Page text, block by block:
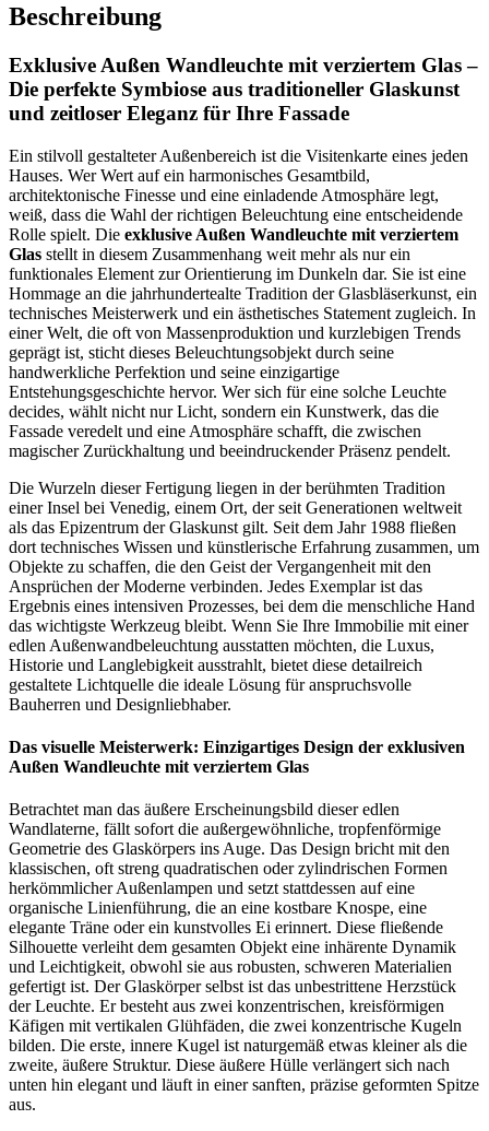
Beschreibung
Exklusive Außen Wandleuchte mit verziertem Glas –
Die perfekte Symbiose aus traditioneller Glaskunst
und zeitloser Eleganz für Ihre Fassade
Ein stilvoll gestalteter Außenbereich ist die Visitenkarte eines jeden
Hauses. Wer Wert auf ein harmonisches Gesamtbild,
architektonische Finesse und eine einladende Atmosphäre legt,
weiß, dass die Wahl der richtigen Beleuchtung eine entscheidende
Rolle spielt. Die exklusive Außen Wandleuchte mit verziertem
Glas stellt in diesem Zusammenhang weit mehr als nur ein
funktionales Element zur Orientierung im Dunkeln dar. Sie ist eine
Hommage an die jahrhundertealte Tradition der Glasbläserkunst, ein
technisches Meisterwerk und ein ästhetisches Statement zugleich. In
einer Welt, die oft von Massenproduktion und kurzlebigen Trends
geprägt ist, sticht dieses Beleuchtungsobjekt durch seine
handwerkliche Perfektion und seine einzigartige
Entstehungsgeschichte hervor. Wer sich für eine solche Leuchte
decides, wählt nicht nur Licht, sondern ein Kunstwerk, das die
Fassade veredelt und eine Atmosphäre schafft, die zwischen
magischer Zurückhaltung und beeindruckender Präsenz pendelt.
Die Wurzeln dieser Fertigung liegen in der berühmten Tradition
einer Insel bei Venedig, einem Ort, der seit Generationen weltweit
als das Epizentrum der Glaskunst gilt. Seit dem Jahr 1988 fließen
dort technisches Wissen und künstlerische Erfahrung zusammen, um
Objekte zu schaffen, die den Geist der Vergangenheit mit den
Ansprüchen der Moderne verbinden. Jedes Exemplar ist das
Ergebnis eines intensiven Prozesses, bei dem die menschliche Hand
das wichtigste Werkzeug bleibt. Wenn Sie Ihre Immobilie mit einer
edlen Außenwandbeleuchtung ausstatten möchten, die Luxus,
Historie und Langlebigkeit ausstrahlt, bietet diese detailreich
gestaltete Lichtquelle die ideale Lösung für anspruchsvolle
Bauherren und Designliebhaber.
Das visuelle Meisterwerk: Einzigartiges Design der exklusiven
Außen Wandleuchte mit verziertem Glas
Betrachtet man das äußere Erscheinungsbild dieser edlen
Wandlaterne, fällt sofort die außergewöhnliche, tropfenförmige
Geometrie des Glaskörpers ins Auge. Das Design bricht mit den
klassischen, oft streng quadratischen oder zylindrischen Formen
herkömmlicher Außenlampen und setzt stattdessen auf eine
organische Linienführung, die an eine kostbare Knospe, eine
elegante Träne oder ein kunstvolles Ei erinnert. Diese fließende
Silhouette verleiht dem gesamten Objekt eine inhärente Dynamik
und Leichtigkeit, obwohl sie aus robusten, schweren Materialien
gefertigt ist. Der Glaskörper selbst ist das unbestrittene Herzstück
der Leuchte. Er besteht aus zwei konzentrischen, kreisförmigen
Käfigen mit vertikalen Glühfäden, die zwei konzentrische Kugeln
bilden. Die erste, innere Kugel ist naturgemäß etwas kleiner als die
zweite, äußere Struktur. Diese äußere Hülle verlängert sich nach
unten hin elegant und läuft in einer sanften, präzise geformten Spitze
aus.